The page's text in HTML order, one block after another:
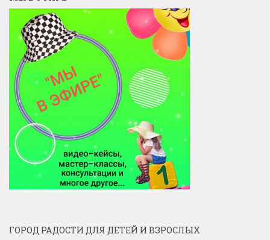
ГОРОД РАДОСТИ ДЛЯ ДЕТЕЙ И ВЗРОСЛЫХ